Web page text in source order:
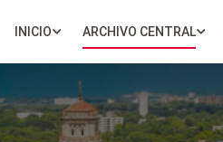
INICIO ARCHIVO CENTRAL